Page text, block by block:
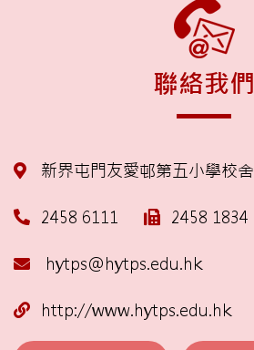
聯絡我們
新界屯門友愛邨第五小學校舍
2458 6111 2458 1834
hytps@hytps.edu.hk
http://www.hytps.edu.hk